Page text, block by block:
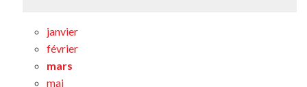
janvier
février
mars
mai